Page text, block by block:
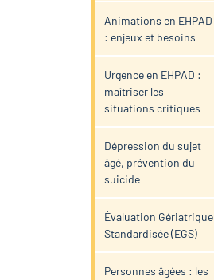
Animations en EHPAD
: enjeux et besoins
Urgence en EHPAD :
maîtriser les
situations critiques
Dépression du sujet
âgé, prévention du
suicide
Évaluation Gériatrique
Standardisée (EGS)
Personnes âgées : les